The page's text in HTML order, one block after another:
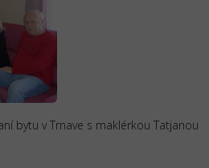
bytu v Trnave s maklérkou Tatjanou